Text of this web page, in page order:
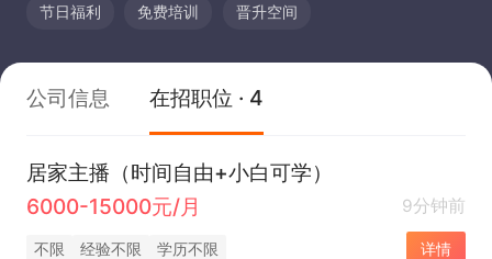
节日福利 免费培训 晋升空间
公司信息 在招职位 · 4
居家主播（时间自由+小白可学）
6000-15000元/月
9分钟前
不限 经验不限 学历不限 详情